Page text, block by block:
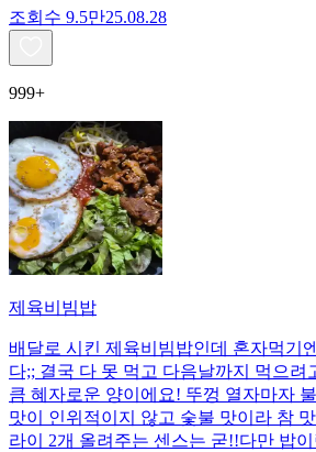
조회수 9.5만25.08.28
999+
제육비빔밥
배달로 시킨 제육비빔밥인데 혼자먹기
다;; 결국 다 못 먹고 다음날까지 먹으려
큼 혜자로운 양이에요! 뚜껑 열자마자
맛이 인위적이지 않고 숯불 맛이라 참
라이 2개 올려주는 센스는 굳!! ​다만 밥